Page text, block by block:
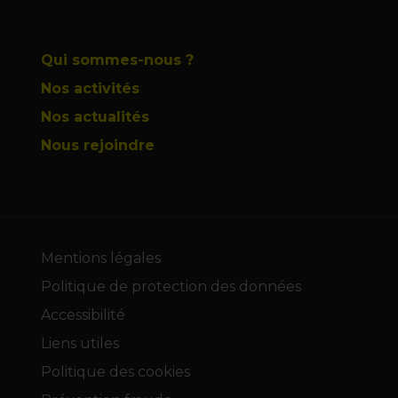
Qui sommes-nous ?
Nos activités
Nos actualités
Nous rejoindre
Mentions légales
Politique de protection des données
Accessibilité
Liens utiles
Politique des cookies